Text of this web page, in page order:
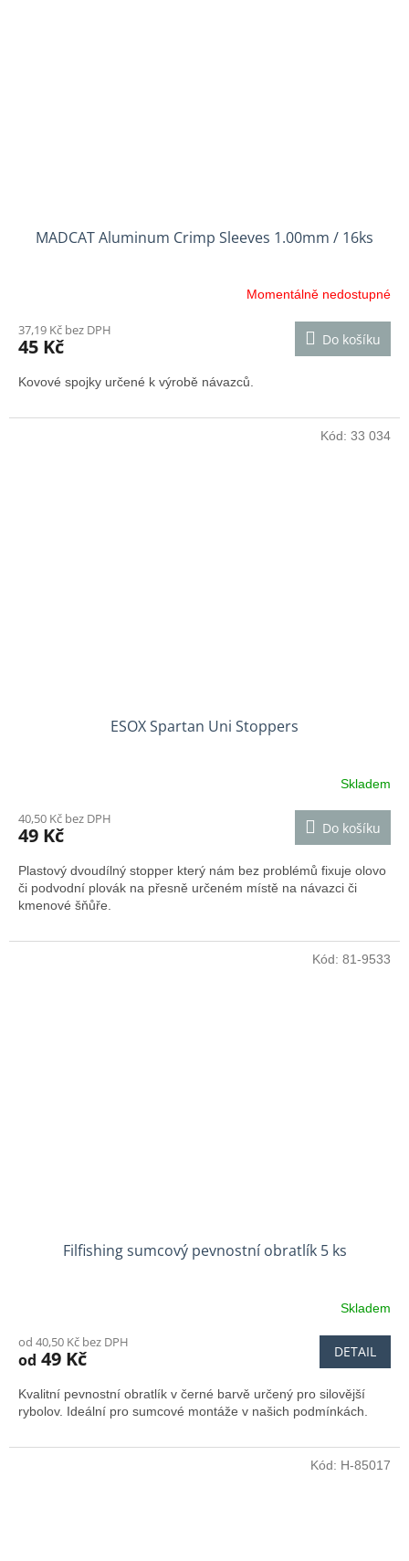
MADCAT Aluminum Crimp Sleeves 1.00mm / 16ks
Momentálně nedostupné
37,19 Kč bez DPH
45 Kč Do košíku
Kovové spojky určené k výrobě návazců.
ESOX Spartan Uni Stoppers
Skladem
40,50 Kč bez DPH
49 Kč Do košíku
Plastový dvoudílný stopper který nám bez problémů fixuje olovo
či podvodní plovák na přesně určeném místě na návazci či
kmenové šňůře.
Kód: 33 034
Filfishing sumcový pevnostní obratlík 5 ks
Skladem
od 40,50 Kč bez DPH
od 49 Kč DETAIL
Kvalitní pevnostní obratlík v černé barvě určený pro silovější
rybolov. Ideální pro sumcové montáže v našich podmínkách.
Kód: 81-9533
Kód: H-85017